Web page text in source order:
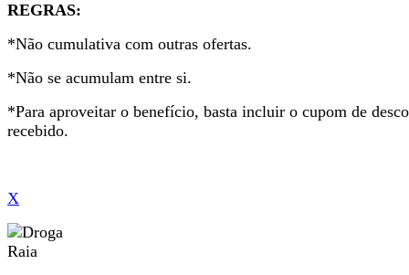
REGRAS:
*Não cumulativa com outras ofertas.
*Não se acumulam entre si.
*Para aproveitar o benefício, basta incluir o cupom de
recebido.
X